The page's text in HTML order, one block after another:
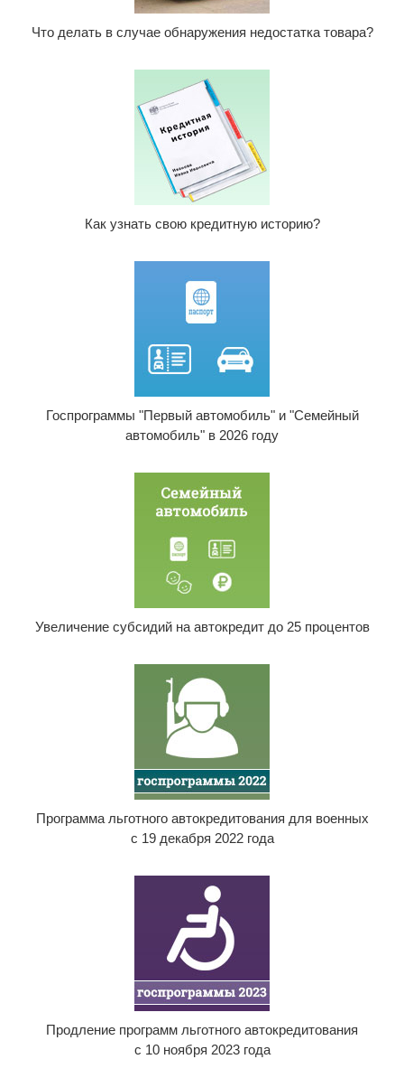
Что делать в случае обнаружения недостатка товара?
Как узнать свою кредитную историю?
Госпрограммы "Первый автомобиль" и "Семейный
автомобиль" в 2026 году
Увеличение субсидий на автокредит до 25 процентов
Программа льготного автокредитования для военных
с 19 декабря 2022 года
Продление программ льготного автокредитования
с 10 ноября 2023 года